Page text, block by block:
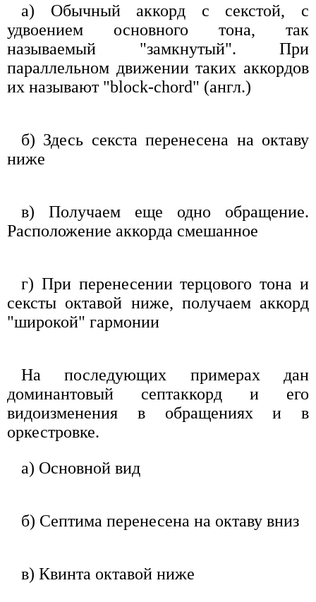
а) Обычный аккорд с секстой, с
удвоением основного тона, так
называемый "замкнутый". При
параллельном движении таких аккордов
их называют "block-chord" (англ.)
б) Здесь секста перенесена на октаву
ниже
в) Получаем еще одно обращение.
Расположение аккорда смешанное
г) При перенесении терцового тона и
сексты октавой ниже, получаем аккорд
"широкой" гармонии
На последующих примерах дан
доминантовый септаккорд и его
видоизменения в обращениях и в
оркестровке.
а) Основной вид
б) Септима перенесена на октаву вниз
в) Квинта октавой ниже